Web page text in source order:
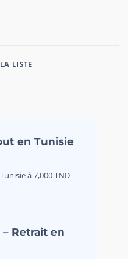
LISTE
en Tunisie
à 7,000 TND
Retrait en